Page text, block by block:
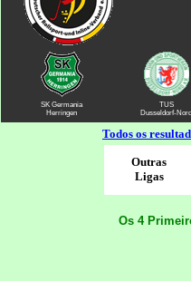
SK Germania
Herringen
TUS
Dusseldorf-Nord
Todos os
Outras
Ligas
Os 4